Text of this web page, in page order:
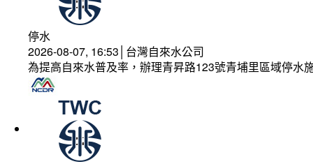
停水
2026-08-07, 16:53│台灣自來水公司
為提高自來水普及率，辦理青昇路123號青埔里區域停水